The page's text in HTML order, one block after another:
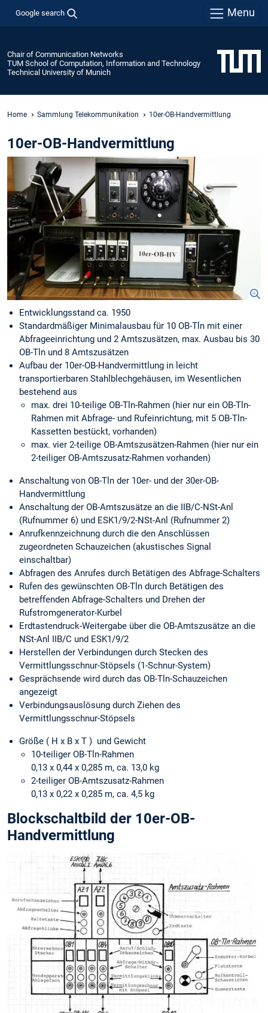
Google search Menu
Chair of Communication Networks
TUM School of Computation, Information and Technology
Technical University of Munich
Home Sammlung Telekommunikation 10er-OB-Handvermittlung
10er-OB-Handvermittlung
Entwicklungsstand ca. 1950
Standardmäßiger Minimalausbau für 10 OB-Tln mit einer
Abfrageeinrichtung und 2 Amtszusätzen, max. Ausbau bis 30
OB-Tln und 8 Amtszusätzen
Aufbau der 10er-OB-Handvermittlung in leicht
transportierbaren Stahlblechgehäusen, im Wesentlichen
bestehend aus
max. drei 10-teilige OB-Tln-Rahmen (hier nur ein OB-Tln-
Rahmen mit Abfrage- und Rufeinrichtung, mit 5 OB-Tln-
Kassetten bestückt, vorhanden)
max. vier 2-teilige OB-Amtszusätzen-Rahmen (hier nur ein
2-teiliger OB-Amtszusatz-Rahmen vorhanden)
Anschaltung von OB-Tln der 10er- und der 30er-OB-
Handvermittlung
Anschaltung der OB-Amtszusätze an die IIB/C-NSt-Anl
(Rufnummer 6) und ESK1/9/2-NSt-Anl (Rufnummer 2)
Anrufkennzeichnung durch die den Anschlüssen
zugeordneten Schauzeichen (akustisches Signal
einschaltbar)
Abfragen des Anrufes durch Betätigen des Abfrage-Schalters
Rufen des gewünschten OB-Tln durch Betätigen des
betreffenden Abfrage-Schalters und Drehen der
Rufstromgenerator-Kurbel
Erdtastendruck-Weitergabe über die OB-Amtszusätze an die
NSt-Anl IIB/C und ESK1/9/2
Herstellen der Verbindungen durch Stecken des
Vermittlungsschnur-Stöpsels (1-Schnur-System)
Gesprächsende wird durch das OB-Tln-Schauzeichen
angezeigt
Verbindungsauslösung durch Ziehen des
Vermittlungsschnur-Stöpsels
Größe ( H x B x T ) und Gewicht
10-teiliger OB-Tln-Rahmen
0,13 x 0,44 x 0,285 m, ca. 13,0 kg
2-teiliger OB-Amtszusatz-Rahmen
0,13 x 0,22 x 0,285 m, ca. 4,5 kg
Blockschaltbild der 10er-OB-
Handvermittlung